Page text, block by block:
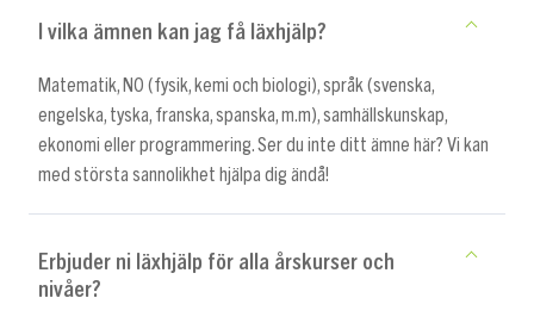
I vilka ämnen kan jag få läxhjälp?
Matematik, NO (fysik, kemi och biologi), språk (svenska,
engelska, tyska, franska, spanska, m.m), samhällskunskap,
ekonomi eller programmering. Ser du inte ditt ämne här? Vi kan
med största sannolikhet hjälpa dig ändå!
Erbjuder ni läxhjälp för alla årskurser och
nivåer?